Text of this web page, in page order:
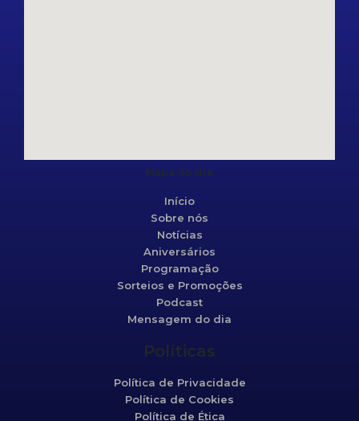
Mapa do site
Início
Sobre nós
Notícias
Aniversários
Programação
Sorteios e Promoções
Podcast
Mensagem do dia
Políticas
Política de Privacidade
Política de Cookies
Política de Ética